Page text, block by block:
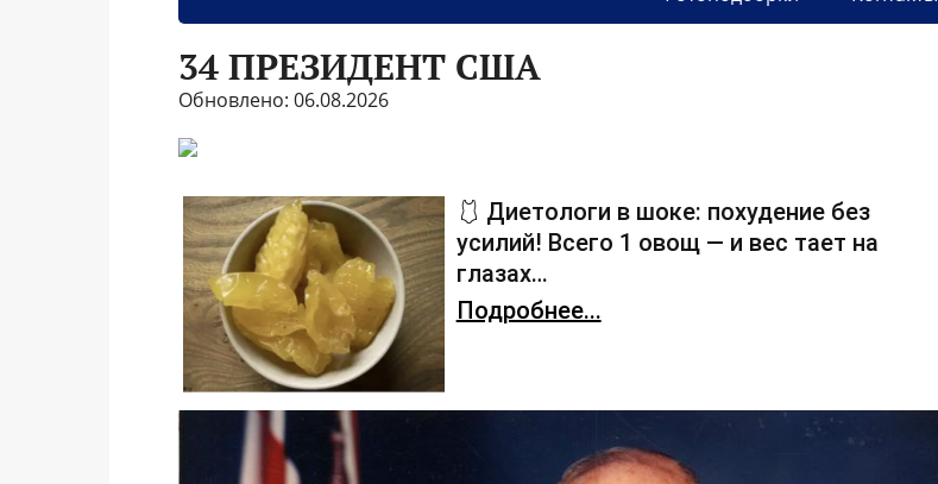
34 ПРЕЗИДЕНТ США
Обновлено: 06.08.2026
🩱 Диетологи в шоке: похудение без
усилий! Всего 1 овощ — и вес тает на
глазах…
Подробнее...